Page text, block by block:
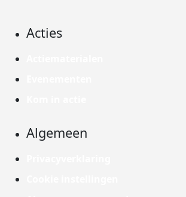
Acties
Algemeen